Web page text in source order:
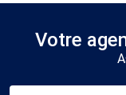
Votre